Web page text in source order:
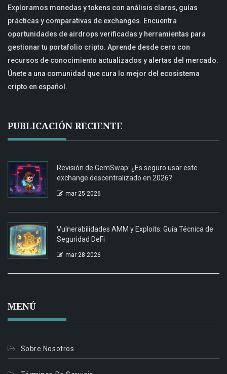
Exploramos monedas y tokens con análisis claros, guías
prácticas y comparativas de exchanges. Encuentra
oportunidades de airdrops verificadas y herramientas para
gestionar tu portafolio cripto. Aprende desde cero con
recursos de conocimiento actualizados y alertas del mercado.
Únete a una comunidad que cura lo mejor del ecosistema
cripto en español.
PUBLICACIÓN RECIENTE
Revisión de GemSwap: ¿Es seguro usar este
exchange descentralizado en 2026?
mar 25 2026
Vulnerabilidades AMM y Exploits: Guía Técnica de
Seguridad DeFi
mar 28 2026
MENÚ
Sobre Nosotros